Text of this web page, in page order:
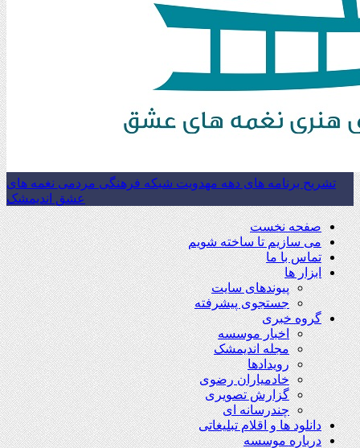
تشریح برنامه های دهه مهدویت شبکه فرهنگی مردمی نغمه های
عشق اندیمشک
صفحه نخست
می سازیم تا ساخته شویم
تماس با ما
ابزار ها
پیوندهای سایت
جستجوی پیشرفته
گروه خبری
اخبار موسسه
مجله اندیمشک
رویدادها
خادمیاران رضوی
گزارش تصویری
چندرسانه ای
دانلود ها و اقلام تبلیغاتی
درباره موسسه